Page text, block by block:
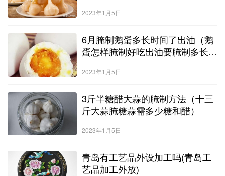
2023年1月5日
6月腌制鹅蛋多长时间了出油（鹅
蛋怎样腌制好吃出油要腌制多长时
2023年1月5日
3斤半糖醋大蒜的腌制方法（十三
斤大蒜腌糖蒜需多少糖和醋）
2023年1月5日
青岛有工艺品外设加工吗(青岛工
艺品加工外放)